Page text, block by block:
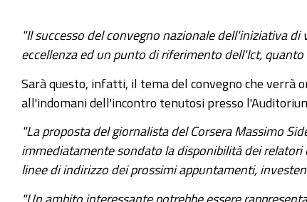
"Il successo del convegno nazionale dell'iniziativa
eccellenza ed un punto di riferimento dell'Ict,
Sarà questo, infatti, il tema del convegno che verrà
all'indomani dell'incontro tenutosi presso
"La proposta del giornalista del Corsera Massimo
immediatamente sondato la disponibilità dei
linee di indirizzo dei prossimi appuntamenti,
"Un ambito interessante potrebbe essere